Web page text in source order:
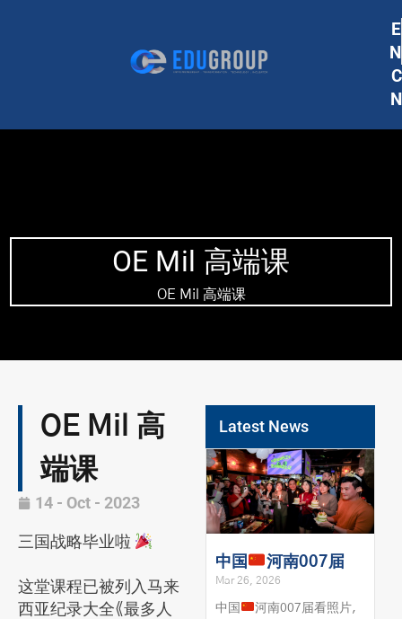
E
N
C
N
OE Mil 高端课
OE Mil 高端课
OE Mil 高
端课
14 - Oct - 2023
三国战略毕业啦
这堂课程已被列入马来
西亚纪录大全《最多人
Latest News
中国 河南007届
Mar 26, 2026
中国
河南007届看照片，